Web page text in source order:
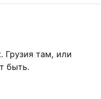
там, или
быть.